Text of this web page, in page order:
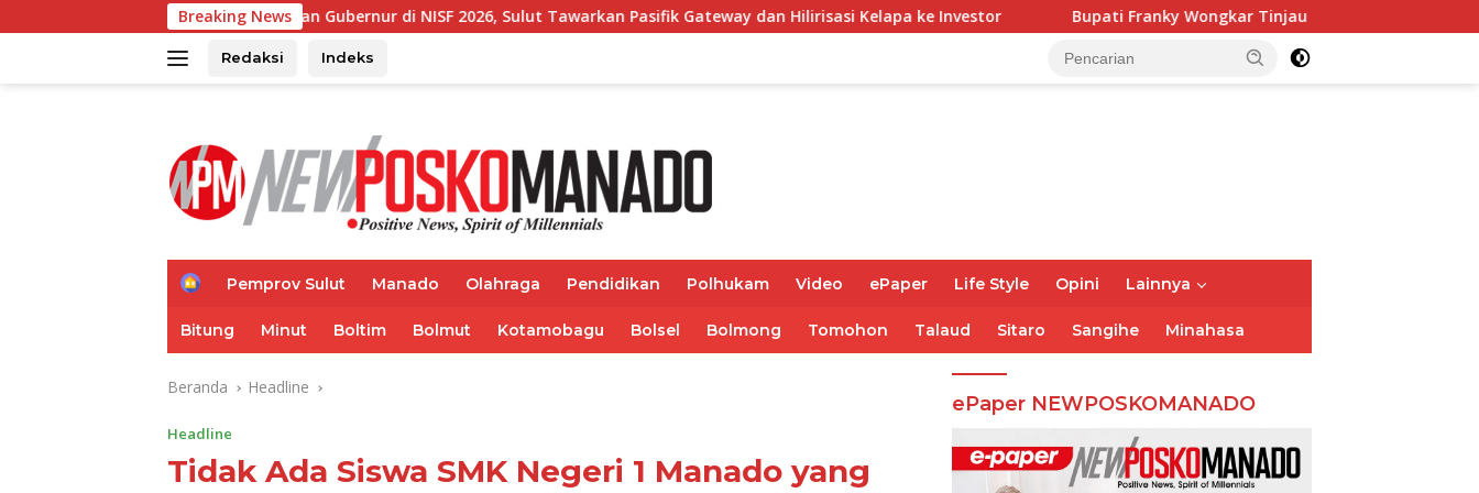
ke
Breaking News
Sambutan Gubernur di NISF 2026, Sulut Tawarkan Pasifik Gateway dan Hilirisasi Kelapa ke Investor Bupati Franky Wongkar Tinjau Posko Siaga Karhutla, Pastikan
Redaksi Indeks
H
e
Pemprov Sulut Manado Olahraga Pendidikan Polhukam Video ePaper Life Style Opini Lainnya
Bitung Minut Boltim Bolmut Kotamobagu Bolsel Bolmong Tomohon Talaud Sitaro Sangihe Minahasa
Beranda Headline
Headline
Tidak Ada Siswa SMK Negeri 1 Manado yang
ePaper NEWPOSKOMANADO